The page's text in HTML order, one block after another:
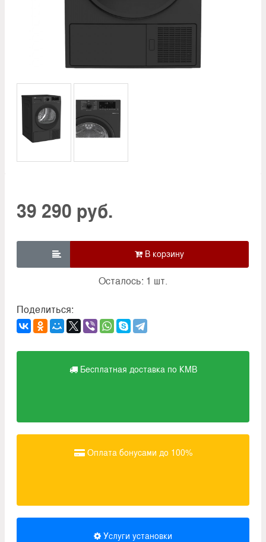
39 290 руб.

Осталось: 1 шт.
Поделиться:
Бесплатная доставка по КМВ
Оплата бонусами до 100%
Услуги установки